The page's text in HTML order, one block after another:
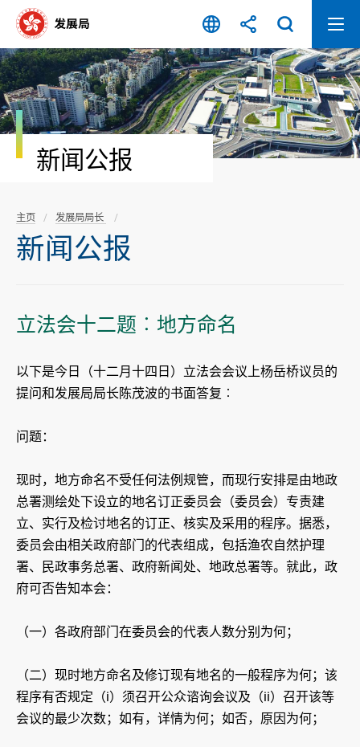
容
开
始
新闻公报
主页 发展局局长
新闻公报
立法会十二题︰地方命名
以下是今日（十二月十四日）立法会会议上杨岳桥议员的
提问和发展局局长陈茂波的书面答复︰
问题：
现时，地方命名不受任何法例规管，而现行安排是由地政
总署测绘处下设立的地名订正委员会（委员会）专责建
立、实行及检讨地名的订正、核实及采用的程序。据悉，
委员会由相关政府部门的代表组成，包括渔农自然护理
署、民政事务总署、政府新闻处、地政总署等。就此，政
府可否告知本会：
（一）各政府部门在委员会的代表人数分别为何；
（二）现时地方命名及修订现有地名的一般程序为何；该
程序有否规定（i）须召开公众谘询会议及（ii）召开该等
会议的最少次数；如有，详情为何；如否，原因为何；